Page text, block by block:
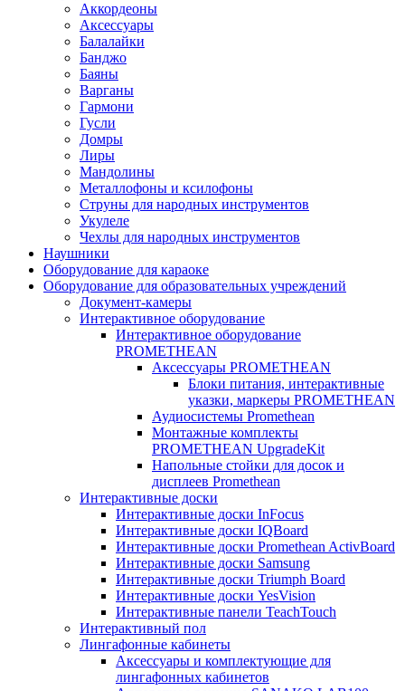
Аккордеоны
Аксессуары
Балалайки
Банджо
Баяны
Варганы
Гармони
Гусли
Домры
Лиры
Мандолины
Металлофоны и ксилофоны
Струны для народных инструментов
Укулеле
Чехлы для народных инструментов
Наушники
Оборудование для караоке
Оборудование для образовательных учреждений
Документ-камеры
Интерактивное оборудование
Интерактивное оборудование
PROMETHEAN
Аксессуары PROMETHEAN
Блоки питания, интерактивные
указки, маркеры PROMETHEAN
Аудиосистемы Promethean
Монтажные комплекты
PROMETHEAN UpgradeKit
Напольные стойки для досок и
дисплеев Promethean
Интерактивные доски
Интерактивные доски InFocus
Интерактивные доски IQBoard
Интерактивные доски Promethean ActivBoard
Интерактивные доски Samsung
Интерактивные доски Triumph Board
Интерактивные доски YesVision
Интерактивные панели TeachTouch
Интерактивный пол
Лингафонные кабинеты
Аксессуары и комплектующие для
лингафонных кабинетов